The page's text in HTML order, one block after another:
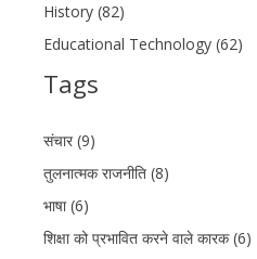
History (82)
Educational Technology (62)
Tags
संचार (9)
तुलनात्मक राजनीति (8)
भाषा (6)
शिक्षा को प्रभावित करने वाले कारक (6)